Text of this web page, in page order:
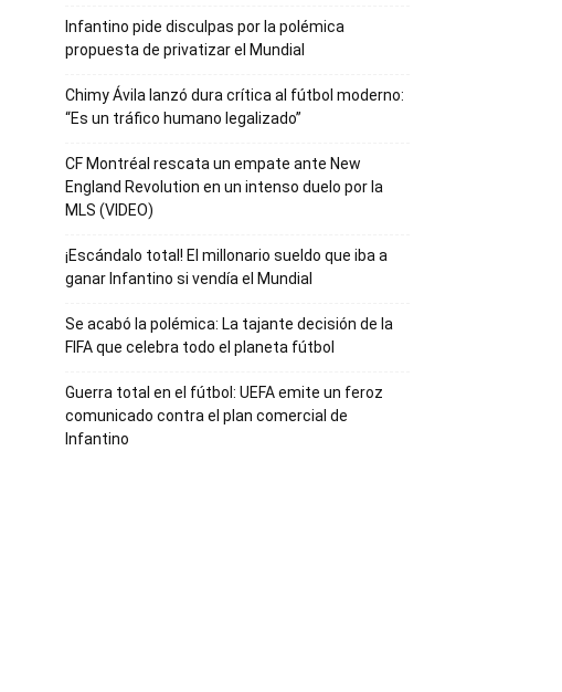
Infantino pide disculpas por la polémica
propuesta de privatizar el Mundial
Chimy Ávila lanzó dura crítica al fútbol moderno:
“Es un tráfico humano legalizado”
CF Montréal rescata un empate ante New
England Revolution en un intenso duelo por la
MLS (VIDEO)
¡Escándalo total! El millonario sueldo que iba a
ganar Infantino si vendía el Mundial
Se acabó la polémica: La tajante decisión de la
FIFA que celebra todo el planeta fútbol
Guerra total en el fútbol: UEFA emite un feroz
comunicado contra el plan comercial de
Infantino